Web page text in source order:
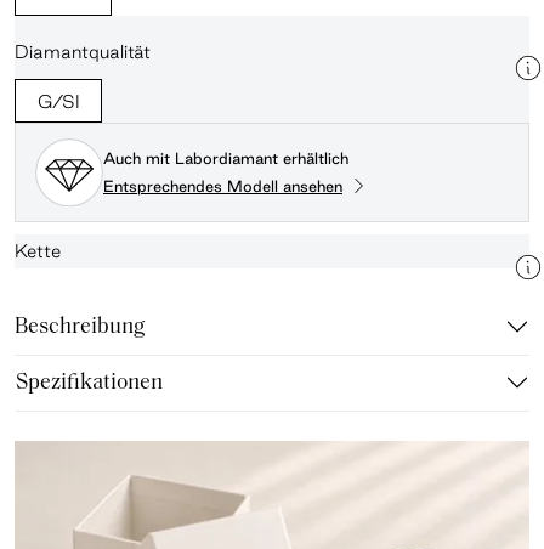
Diamantqualität
G/SI
Auch mit Labordiamant erhältlich
Entsprechendes Modell ansehen
Kette
Beschreibung
Spezifikationen